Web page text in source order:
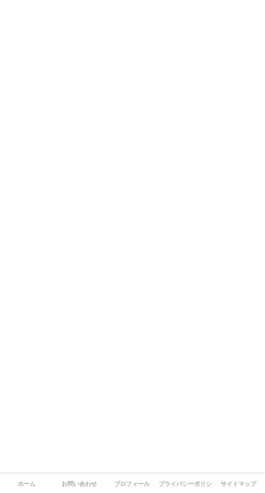
ホーム お問い合わせ プロフィール プライバシーポリシー サイトマップ